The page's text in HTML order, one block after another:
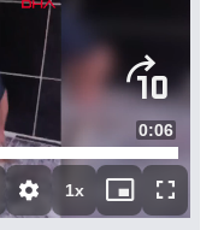
Toplam
Süre
0:06
:
1xOynatma
Hızı
Mini
oynatıcı
Tam
Ekran